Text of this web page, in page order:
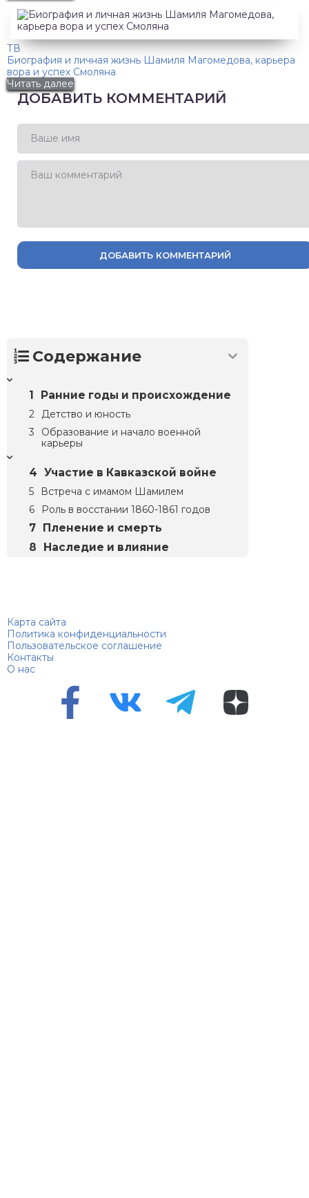
ТВ
Биография и личная жизнь Шамиля Магомедова, карьера
вора и успех Смоляна
Читать далее
ДОБАВИТЬ КОММЕНТАРИЙ
ДОБАВИТЬ КОММЕНТАРИЙ
Содержание
Ранние годы и происхождение
Детство и юность
Образование и начало военной
карьеры
Участие в Кавказской войне
Встреча с имамом Шамилем
Роль в восстании 1860-1861 годов
Пленение и смерть
Наследие и влияние
Карта сайта
Политика конфиденциальности
Пользовательское соглашение
Контакты
О нас